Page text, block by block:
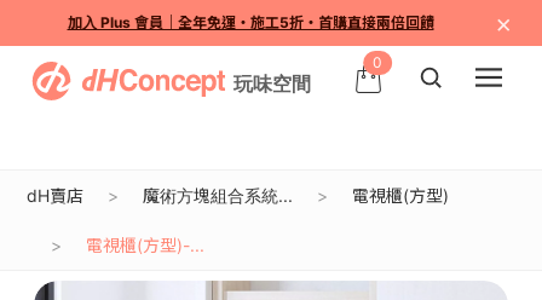
加入 Plus 會員｜全年免運・施工5折・首購直接兩倍回饋 ×
0
dH賣店 魔術方塊組合系統... 電視櫃(方型)
電視櫃(方型)-...